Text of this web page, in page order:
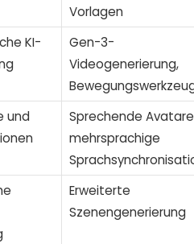
Vorlagen
KI-
Gen-3-
Videogenerierung,
und
Sprechende
mehrsprachige
Erweiterte
Szenengenerierung